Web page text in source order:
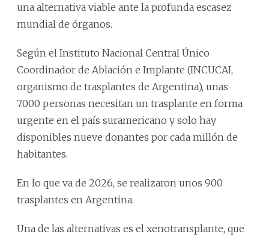
una alternativa viable ante la profunda escasez
mundial de órganos.
Según el Instituto Nacional Central Único
Coordinador de Ablación e Implante (INCUCAI,
organismo de trasplantes de Argentina), unas
7.000 personas necesitan un trasplante en forma
urgente en el país suramericano y solo hay
disponibles nueve donantes por cada millón de
habitantes.
En lo que va de 2026, se realizaron unos 900
trasplantes en Argentina.
Una de las alternativas es el xenotransplante, que